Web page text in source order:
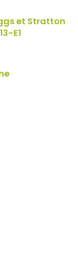
et Stratton
E1